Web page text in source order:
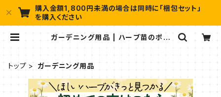
購入金額1,800円未満の場合は同時に「梱包セット」
を購入ください
ガーデニング用品 | ハーブ苗のポタ
トップ ガーデニング用品